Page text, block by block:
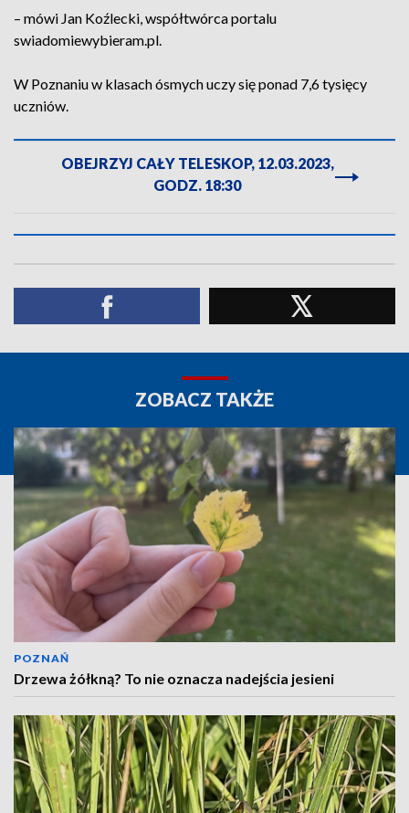
– mówi Jan Koźlecki, współtwórca portalu
swiadomiewybieram.pl.
W Poznaniu w klasach ósmych uczy się ponad 7,6 tysięcy
uczniów.
OBEJRZYJ CAŁY TELESKOP, 12.03.2023,
GODZ. 18:30
ZOBACZ TAKŻE
POZNAŃ
Drzewa żółkną? To nie oznacza nadejścia jesieni